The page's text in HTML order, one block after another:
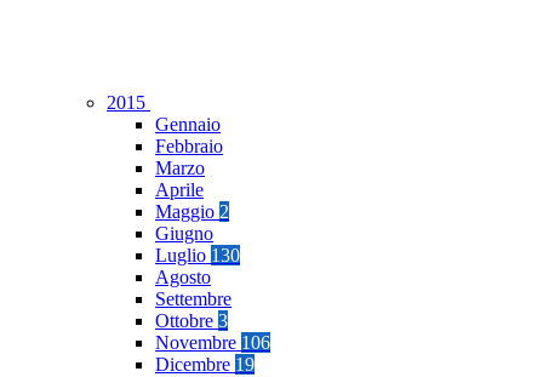
2015
Gennaio
Febbraio
Marzo
Aprile
Maggio 2
Giugno
Luglio 130
Agosto
Settembre
Ottobre 3
Novembre 106
Dicembre 19